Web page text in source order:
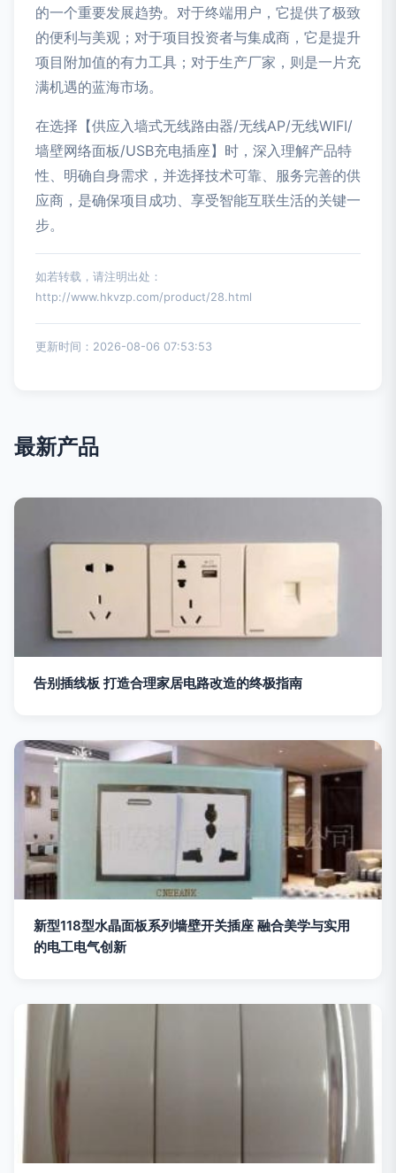
的一个重要发展趋势。对于终端用户，它提供了极致
的便利与美观；对于项目投资者与集成商，它是提升
项目附加值的有力工具；对于生产厂家，则是一片充
满机遇的蓝海市场。
在选择【供应入墙式无线路由器/无线AP/无线WIFI/
墙壁网络面板/USB充电插座】时，深入理解产品特
性、明确自身需求，并选择技术可靠、服务完善的供
应商，是确保项目成功、享受智能互联生活的关键一
步。
如若转载，请注明出处：
http://www.hkvzp.com/product/28.html
更新时间：2026-08-06 07:53:53
最新产品
告别插线板 打造合理家居电路改造的终极指南
新型118型水晶面板系列墙壁开关插座 融合美学与实用
的电工电气创新